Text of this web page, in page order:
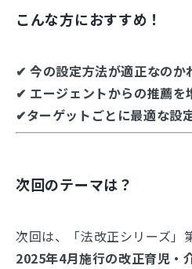
こんな方におすすめ！
✔今の設定方法が適正なの
✔ エージェントからの推薦を
✔ターゲットごとに最適な設
次回のテーマは？
次回は、「法改正シリーズ」
2025年4月施行の改正育児・